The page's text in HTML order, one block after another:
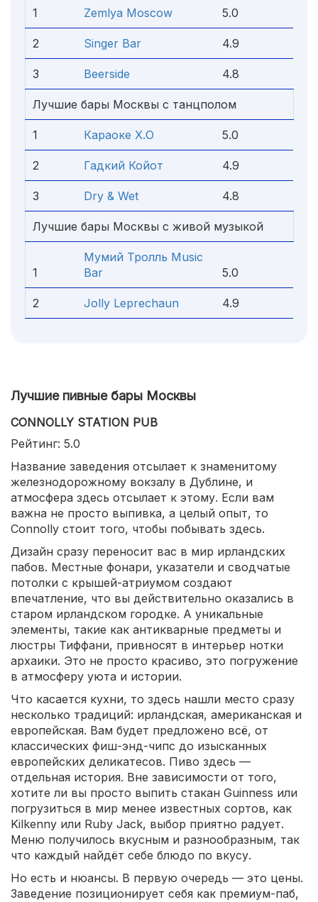
1 Zemlya Moscow 5.0
2 Singer Bar 4.9
3 Beerside 4.8
Лучшие бары Москвы с танцполом
1 Караоке Х.О 5.0
2 Гадкий Койот 4.9
3 Dry & Wet 4.8
Лучшие бары Москвы с живой музыкой
1
Мумий Тролль Music
Bar
5.0
2 Jolly Leprechaun 4.9
Лучшие пивные бары Москвы
CONNOLLY STATION PUB
Рейтинг: 5.0
Название заведения отсылает к знаменитому
железнодорожному вокзалу в Дублине, и
атмосфера здесь отсылает к этому. Если вам
важна не просто выпивка, а целый опыт, то
Connolly стоит того, чтобы побывать здесь.
Дизайн сразу переносит вас в мир ирландских
пабов. Местные фонари, указатели и сводчатые
потолки с крышей-атриумом создают
впечатление, что вы действительно оказались в
старом ирландском городке. А уникальные
элементы, такие как антикварные предметы и
люстры Тиффани, привносят в интерьер нотки
архаики. Это не просто красиво, это погружение
в атмосферу уюта и истории.
Что касается кухни, то здесь нашли место сразу
несколько традиций: ирландская, американская и
европейская. Вам будет предложено всё, от
классических фиш-энд-чипс до изысканных
европейских деликатесов. Пиво здесь —
отдельная история. Вне зависимости от того,
хотите ли вы просто выпить стакан Guinness или
погрузиться в мир менее известных сортов, как
Kilkenny или Ruby Jack, выбор приятно радует.
Меню получилось вкусным и разнообразным, так
что каждый найдёт себе блюдо по вкусу.
Но есть и нюансы. В первую очередь — это цены.
Заведение позиционирует себя как премиум-паб,